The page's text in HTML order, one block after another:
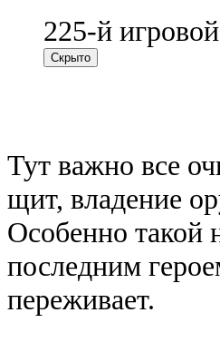
225-й
Тут важно все
щит, владение
Особенно такой
последним
переживает.